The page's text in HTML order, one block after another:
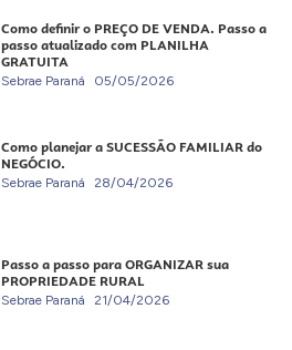
Como definir o PREÇO DE VENDA. Passo a
passo atualizado com PLANILHA
GRATUITA
Sebrae Paraná 05/05/2026
Como planejar a SUCESSÃO FAMILIAR do
NEGÓCIO.
Sebrae Paraná 28/04/2026
Passo a passo para ORGANIZAR sua
PROPRIEDADE RURAL
Sebrae Paraná 21/04/2026